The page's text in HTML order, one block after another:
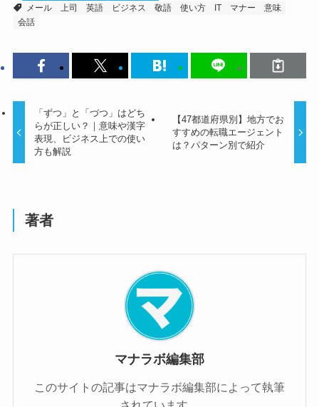
メール
上司 英語 ビジネス 敬語 使い方 IT マナー
意味
会話
「ずつ」と「づつ」はどち
らが正しい？｜意味や漢字
表現、ビジネス上での使い
方も解説
【47都道府県別】地方でお
すすめの転職エージェント
は？パターン別で紹介
著者
マナラボ編集部
このサイトの記事はマナラボ編集部によって執筆